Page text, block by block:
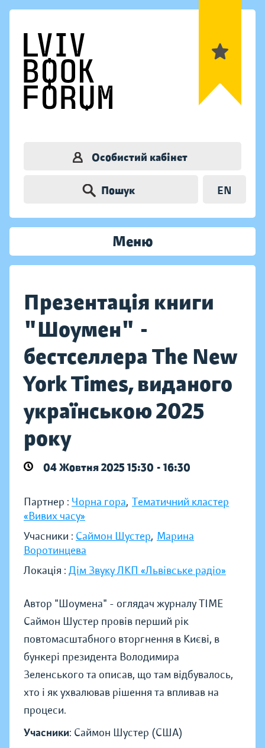
Особистий кабінет
Пошук EN
Меню
Презентація книги
"Шоумен" -
бестселлера The New
York Times, виданого
українською 2025
року
04 Жовтня 2025 15:30 - 16:30
Партнер : Чорна гора, Тематичний кластер
«Вивих часу»
Учасники : Саймон Шустер, Марина
Воротинцева
Локація : Дім Звуку ЛКП «Львівське радіо»
Автор "Шоумена" - оглядач журналу TIME
Саймон Шустер провів перший рік
повтомасштабного вторгнення в Києві, в
бункері президента Володимира
Зеленського та описав, що там відбувалось,
хто і як ухвалював рішення та впливав на
процеси.
Учасники: Саймон Шустер (США)